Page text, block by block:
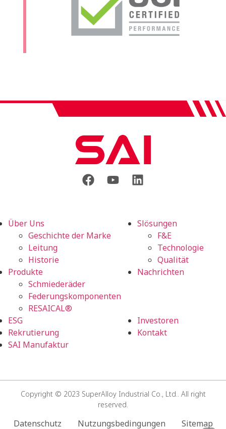
Über Uns
Geschichte der Marke
Leitung
Historie
Slösungen
F&E
Technologie
Qualität
Produkte
Schmiederäder
Federungskomponenten
RESAICAL®
Nachrichten
ESG
Investoren
Rekrutierung
Kontakt
SAI Manufaktur
Copyright © 2023 SuperAlloy Industrial Co., Ltd.. All right
reserved.
Datenschutz Nutzungsbedingungen Sitemap